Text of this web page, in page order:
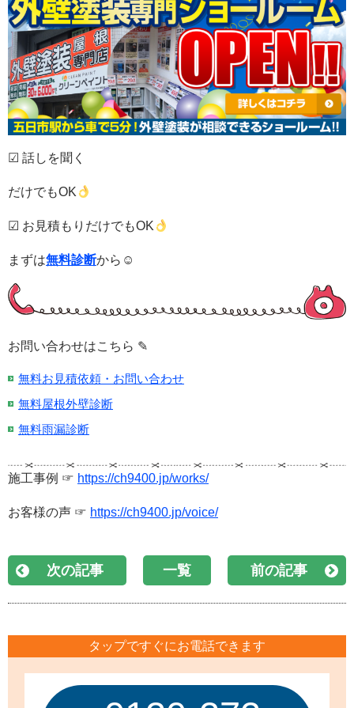
☑ 話しを聞く
だけでもOK
☑ お見積もりだけでもOK
まずは無料診断から☺
お問い合わせはこちら ✎
無料お見積依頼・お問い合わせ
無料屋根外壁診断
無料雨漏診断
施工事例 ☞ https://ch9400.jp/works/
お客様の声 ☞ https://ch9400.jp/voice/
次の記事 一覧 前の記事
タップですぐにお電話できます